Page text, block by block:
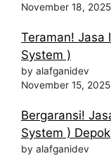
November 18, 2025
Teraman! Jasa
System )
by alafganidev
November 15, 2025
Bergaransi!
System ) Depok
by alafganidev